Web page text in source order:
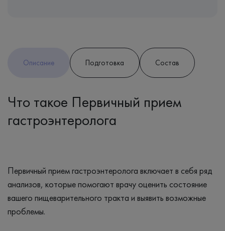
Описание Подготовка Состав
Что такое Первичный прием
гастроэнтеролога
Первичный прием гастроэнтеролога включает в себя ряд
анализов, которые помогают врачу оценить состояние
вашего пищеварительного тракта и выявить возможные
проблемы.